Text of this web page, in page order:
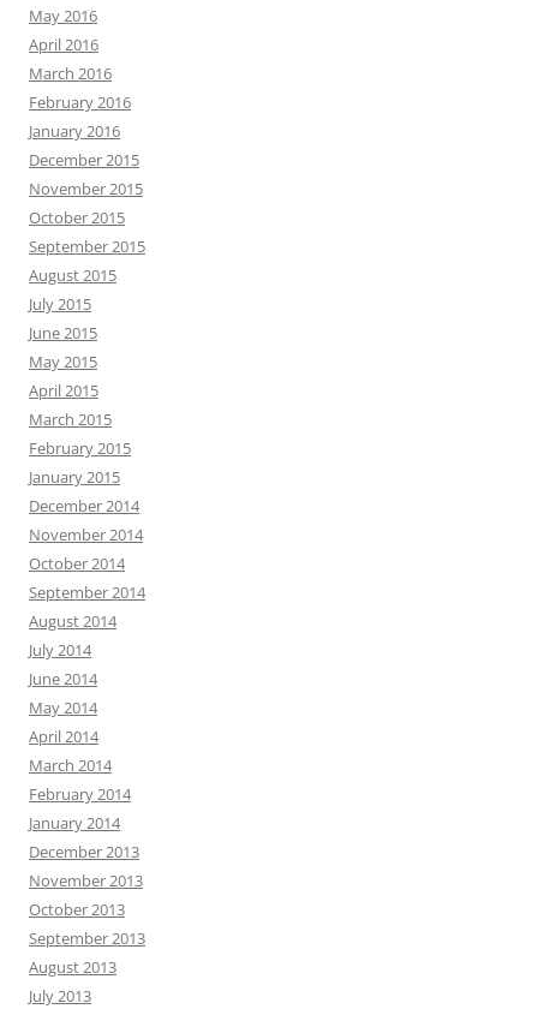
May 2016
April 2016
March 2016
February 2016
January 2016
December 2015
November 2015
October 2015
September 2015
August 2015
July 2015
June 2015
May 2015
April 2015
March 2015
February 2015
January 2015
December 2014
November 2014
October 2014
September 2014
August 2014
July 2014
June 2014
May 2014
April 2014
March 2014
February 2014
January 2014
December 2013
November 2013
October 2013
September 2013
August 2013
July 2013